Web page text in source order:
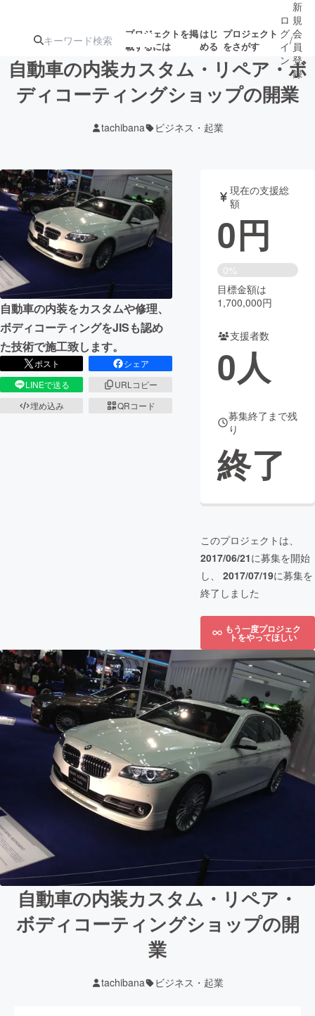
プロジェクトを掲
載するには
はじ
める
プロジェクト
をさがす
ジェクト
募集終了が近いプ
ロジェクト
アート・写真 音楽
テクノロジー・ガジェット ゲーム・サ
映像・映画 書籍・雑誌
ビジネス・起業 チャレンジ
まちづくり・地域活性化
CAMPFIRE for Social Good
CAMPFIRE Creation
CAMPFIREふるさと納税
ロ
グ
イ
ン
/
新
規
会
員
登
録
自動車の内装カスタム・リペア・ボ
ディコーティングショップの開業
tachibana ビジネス・起業
自動車の内装をカスタムや修理、
ボディコーティングをJISも認め
た技術で施工致します。
ポスト
シェア
LINEで送る
URLコピー
埋め込み
QRコード
現在の支援総
額
0円
0%
目標金額は
1,700,000円
支援者数
0人
募集終了まで残
り
終了
このプロジェクトは、
2017/06/21に募集を開始
し、 2017/07/19に募集を
終了しました
もう一度プロジェク
トをやってほしい
自動車の内装カスタム・リペア・
ボディコーティングショップの開
業
tachibana ビジネス・起業